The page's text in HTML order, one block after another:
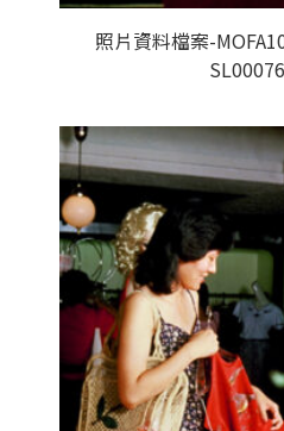
照片資料檔案-